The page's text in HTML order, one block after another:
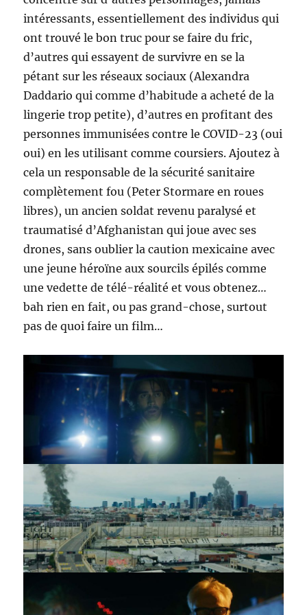
intéressants, essentiellement des individus qui
ont trouvé le bon truc pour se faire du fric,
d’autres qui essayent de survivre en se la
pétant sur les réseaux sociaux (Alexandra
Daddario qui comme d’habitude a acheté de la
lingerie trop petite), d’autres en profitant des
personnes immunisées contre le COVID-23 (oui
oui) en les utilisant comme coursiers. Ajoutez à
cela un responsable de la sécurité sanitaire
complètement fou (Peter Stormare en roues
libres), un ancien soldat revenu paralysé et
traumatisé d’Afghanistan qui joue avec ses
drones, sans oublier la caution mexicaine avec
une jeune héroïne aux sourcils épilés comme
une vedette de télé-réalité et vous obtenez…
bah rien en fait, ou pas grand-chose, surtout
pas de quoi faire un film…